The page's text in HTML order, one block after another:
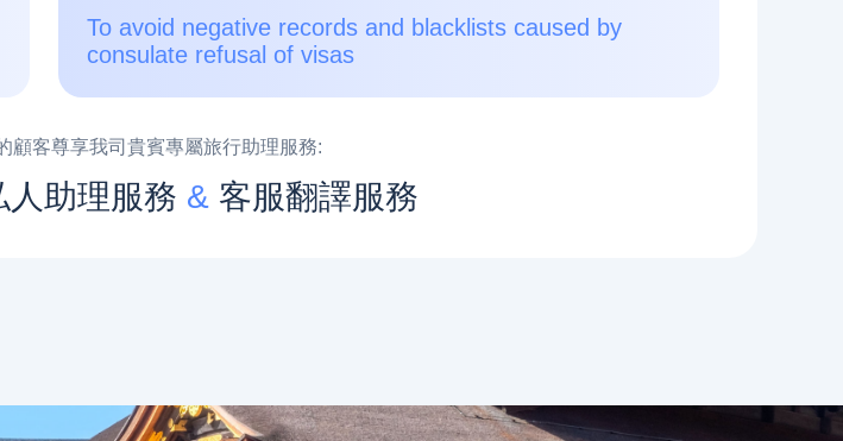
To avoid negative records and blacklists caused by
consulate refusal of visas
顧客尊享我司貴賓專屬旅行助理服務:
人助理服務 & 客服翻譯服務